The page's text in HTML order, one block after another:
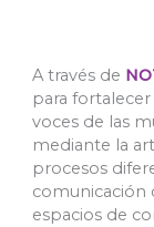
A través de
para fortalecer
voces de las
mediante la
procesos
comunicación
espacios de